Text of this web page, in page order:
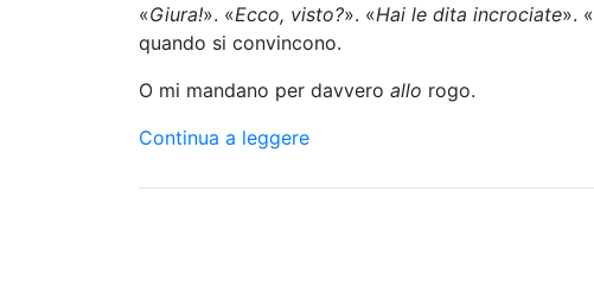
«Giura!». «Ecco, visto?». «Hai le dita incrociate». «
quando si convincono.
O mi mandano per davvero allo rogo.
Continua a leggere